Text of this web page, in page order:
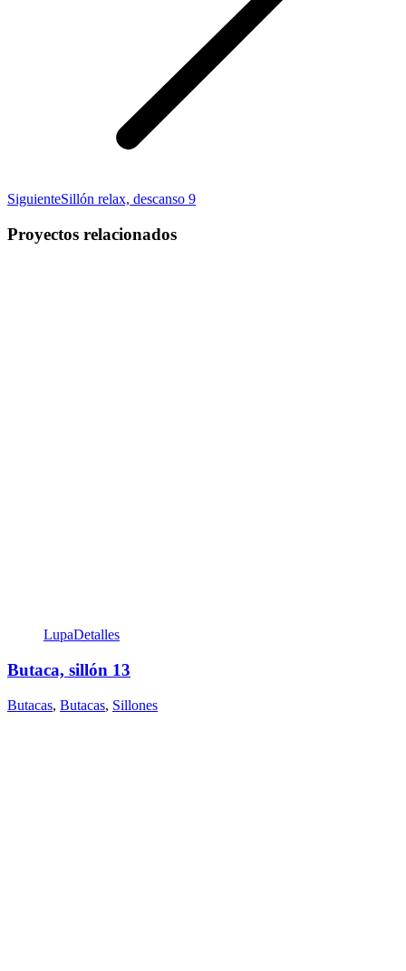
SiguienteProyecto
Sillón relax, descanso 9
Proyectos relacionados
LupaDetalles
Butaca, sillón 13
Butacas, Butacas, Sillones